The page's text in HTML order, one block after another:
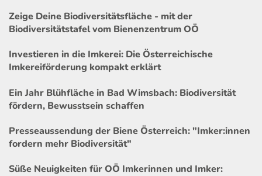
Zeige Deine Biodiversitätsfläche - mit der
Biodiversitätstafel vom Bienenzentrum OÖ
Investieren in die Imkerei: Die Österreichische
Imkereiförderung kompakt erklärt
Ein Jahr Blühfläche in Bad Wimsbach: Biodiversität
fördern, Bewusstsein schaffen
Presseaussendung der Biene Österreich: "Imker:innen
fordern mehr Biodiversität"
Süße Neuigkeiten für OÖ Imkerinnen und Imker: